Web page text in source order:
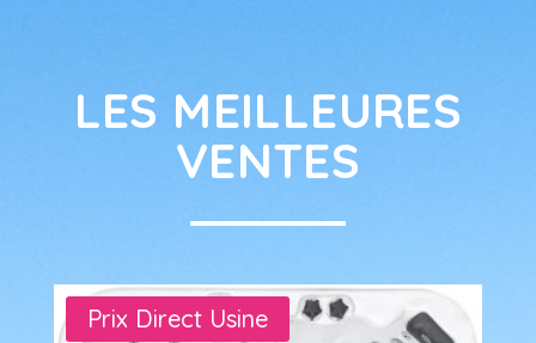
LES MEILLEURES
VENTES
Prix Direct Usine